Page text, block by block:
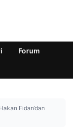
Forum
Fidan’dan